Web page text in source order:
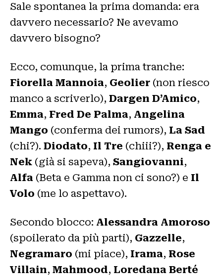
Sale spontanea la prima domanda: era
davvero necessario? Ne avevamo
davvero bisogno?
Ecco, comunque, la prima tranche:
Fiorella Mannoia, Geolier (non riesco
manco a scriverlo), Dargen D’Amico,
Emma, Fred De Palma, Angelina
Mango (conferma dei rumors), La Sad
(chi?). Diodato, Il Tre (chiii?), Renga e
Nek (già si sapeva), Sangiovanni,
Alfa (Beta e Gamma non ci sono?) e Il
Volo (me lo aspettavo).
Secondo blocco: Alessandra Amoroso
(spoilerato da più parti), Gazzelle,
Negramaro (mi piace), Irama, Rose
Villain, Mahmood, Loredana Berté